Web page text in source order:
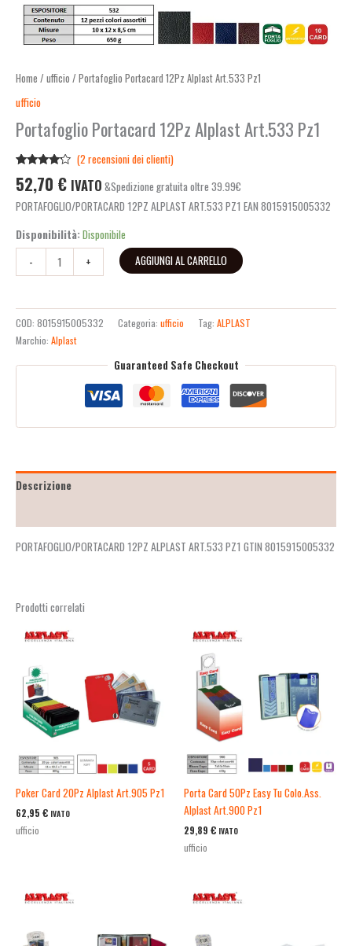
Home / ufficio / Portafoglio Portacard 12Pz Alplast Art.533 Pz1
ufficio
Portafoglio Portacard 12Pz Alplast Art.533 Pz1
4.00
su
5 su
base di
(2 recensioni dei clienti)
52,70 € IVATO &Spedizione gratuita oltre 39.99€
PORTAFOGLIO/PORTACARD 12PZ ALPLAST ART.533 PZ1 EAN 8015915005332
Disponibilità:Disponibile
-
+ AGGIUNGI AL CARRELLO
COD: 8015915005332 Categoria: ufficio Tag: ALPLAST
Marchio: Alplast
Guaranteed Safe Checkout
Descrizione
PORTAFOGLIO/PORTACARD 12PZ ALPLAST ART.533 PZ1 GTIN 8015915005332
Prodotti correlati
Poker Card 20Pz Alplast Art.905 Pz1
62,95 € IVATO
ufficio
Porta Card 50Pz Easy Tu Colo.Ass.
Alplast Art.900 Pz1
29,89 € IVATO
ufficio